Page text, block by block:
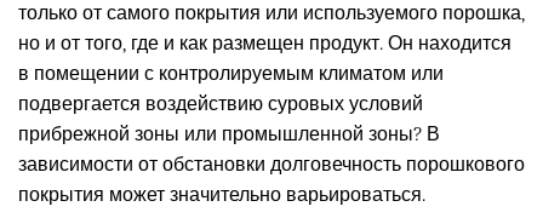
только от самого покрытия или используемого порошка,
но и от того, где и как размещен продукт. Он находится
в помещении с контролируемым климатом или
подвергается воздействию суровых условий
прибрежной зоны или промышленной зоны? В
зависимости от обстановки долговечность порошкового
покрытия может значительно варьироваться.